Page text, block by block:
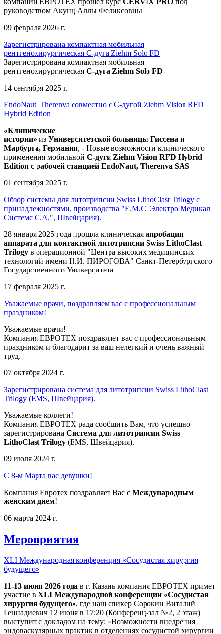
руководством Акунц Аллы Феликсовны
09 февраля 2026 г.
Зарегистрирована компактная мобильная
рентгенохирургическая С-дуга Ziehm Solo FD
Зарегистрирована компактная мобильная
рентгенохирургическая С-дуга Ziehm Solo FD
14 сентября 2025 г.
EndoNaut, Therenva совместно с С-дугой Ziehm Vision RFD
Hybrid Edition
«Клинические
истории» из Университетской больницы Гиссена и
Марбурга, Германия, - Новые возможности клинического
применения мобильной С-дуги Ziehm Vision RFD Hybrid
Edition с рабочей станцией EndoNaut, Therenva SAS
01 сентября 2025 г.
Обзор системы для литотрипсии Swiss LithoClast Trilogy с
принадлежностями, производства "Е.М.С. Электро Медикал
Системс С.А.", Швейцария).
28 января 2025 года прошла клиническая апробация
аппарата для контактной литотрипсии Swiss LithoClast
Trilogy в операционной "Центра высоких медицинских
технологий имени Н.И. ПИРОГОВА" Санкт-Петербургского
Государственного Университета
17 февраля 2025 г.
Уважаемые врачи, поздравляем вас с профессиональным
праздником!
Уважаемые врачи!
Компания ЕВРОТЕХ поздравляет вас с профессиональным
праздником и благодарит за ваш нелегкий и очень важный
труд.
07 октября 2024 г.
Зарегистрирована система для литотрипсии Swiss LithoClast
Trilogy (EMS, Швейцария).
Уважаемые коллеги!
Компания ЕВРОТЕХ рада сообщить Вам, что успешно
зарегистрирована Система для литотрипсии Swiss
LithoClast Trilogy (EMS, Швейцария).
09 июля 2024 г.
С 8-м Марта вас девушки!
Компания Евротех поздравляет Вас с Международным
женским днем!
06 марта 2024 г.
Мероприятия
XLI Международная конференция «Сосудистая хирургия
будущего»
11-13 июня 2026 года в г. Казань компания ЕВРОТЕХ примет
участие в XLI Международной конференции «Сосудистая
хирургия будущего», где наш спикер Сорокин Виталий
Геннадиевич 12 июня в 17:20 (Конференц-зал №2, 2 этаж)
выступит с докладом на тему: «Возможности внедрения
эндоваскулярных практик в отделениях сосудистой хирургии